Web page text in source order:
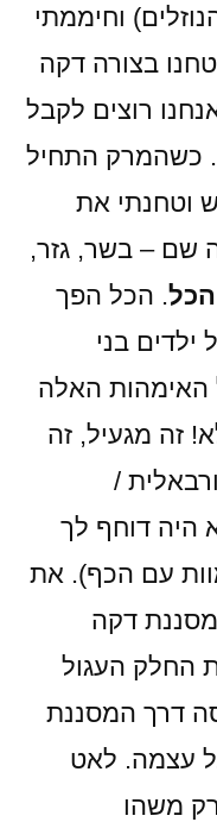
וחיממתי
בצורה דקה
רוצים לקבל
כשהמרק התחיל
וטחנתי את
שם – בשר, גזר,
הכל. הכל הפך
ילדים בני
האימהות האלה
זה מגעיל, זה
/
הוא היה דוחף לך
עם הכף). את
דקה
החלק העגול
דרך המסננת
עצמה. לאט
משהו